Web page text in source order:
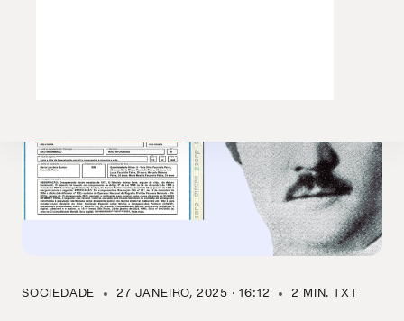
SOCIEDADE 27 JANEIRO, 2025 · 16:12 2 MIN. TXT